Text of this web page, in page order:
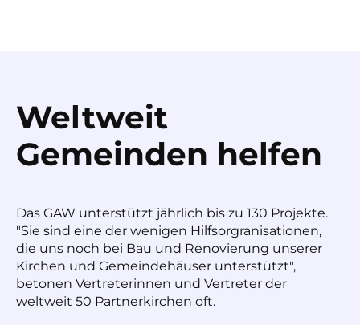
Weltweit
Gemeinden helfen
Das GAW unterstützt jährlich bis zu 130 Projekte.
"Sie sind eine der wenigen Hilfsorgranisationen,
die uns noch bei Bau und Renovierung unserer
Kirchen und Gemeindehäuser unterstützt",
betonen Vertreterinnen und Vertreter der
weltweit 50 Partnerkirchen oft.